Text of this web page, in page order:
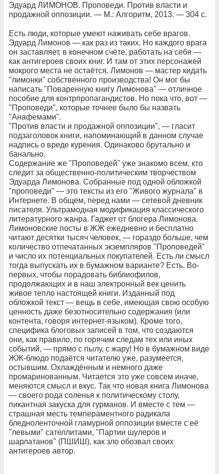
Эдуард ЛИМОНОВ. Проповеди. Против власти и
продажной оппозиции. — М.: Алгоритм, 2013. — 304 с.
Есть люди, которые умеют наживать себе врагов.
Эдуард Лимонов — как раз из таких. Но каждого врага
он заставляет, в конечном счёте, работать на себя —
как антигероев своих книг. И там от этих персонажей
мокрого места не остаётся. Лимонов — мастер кидать
"лимонки" собственного производства! Он мог бы
написать "Поваренную книгу Лимонова" — отличное
пособие для контрпропагандистов. Но пока что, вот —
"Проповеди", которые точнее было бы назвать
"Анафемами".
"Против власти и продажной оппозиции", — гласит
подзаголовок книги, напоминающий в данном случае
надпись о вреде курения. Одинаково брутально и
банально.
Содержание же "Проповедей" уже знакомо всем, кто
следит за общественно-политическим творчеством
Эдуарда Лимонова. Собранные под одной обложкой
"проповеди" — это тексты из его "Живого журнала" в
Интернете. В общем, перед нами — сетевой дневник
писателя. Ультрамодная модификация классического
литературного жанра. Гаджет от блогера Лимонова.
Лимоновские посты в ЖЖ ежедневно и бесплатно
читают десятки тысяч человек, — гораздо больше, чем
количество отпечатанных экземпляров "Проповедей"
и число их потенциальных покупателей. Есть ли смысл
тогда выпускать их в бумажном варианте? Есть. Во-
первых, чтобы порадовать библиофилов,
продолжающих и в наш электронный век ценить
живое тепло настоящей книги. Изданный под
обложкой текст — вещь в себе, имеющая свою особую
ценность даже безотносительно содержания (или
контента, говоря интернет-языком). Кроме того,
специфика блоговых записей в том, что создаются
они, как правило, по горячим следам тех или иных
событий, — прямо с пылу, с жару! Но в бумажном виде
ЖЖ-блюдо подаётся читателю уже, разумеется,
остывшим. Охлаждённым и немного даже
промаринованным. Читается это уже совсем иначе,
меняются смысл и вкус. Так что новая книга Лимонова
— своего рода соленья к политическому столу,
пикантная закуска для гурманов. И вместе с тем —
страшная месть темпераментного радикала
бледноленточной гламурной оппозиции вместе с её
"левыми" сателлитами, "Партии шулеров и
шарлатанов" (ПШИШ), как зло обозвал своих
антигероев автор.